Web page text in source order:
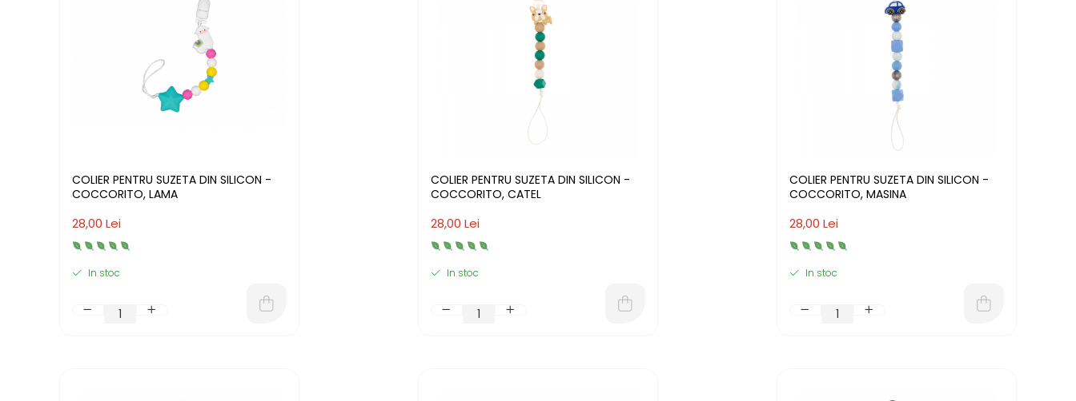
COLIER PENTRU SUZETA DIN SILICON -
COCCORITO, LAMA
28,00 Lei
In stoc
COLIER PENTRU SUZETA DIN SILICON -
COCCORITO, CATEL
28,00 Lei
In stoc
COLIER PENTRU SUZETA DIN SILICON -
COCCORITO, MASINA
28,00 Lei
In stoc